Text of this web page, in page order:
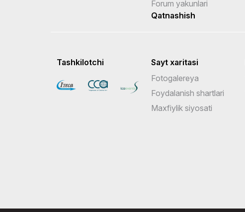
Forum yakunlari
Qatnashish
Tashkilotchi
Sayt xaritasi
Fotogalereya
Foydalanish shartlari
Maxfiylik siyosati